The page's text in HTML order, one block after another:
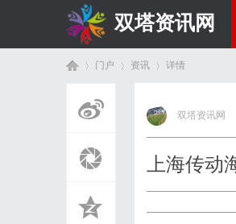
双塔资讯网
门户 资讯
›
详情
双塔资讯网
上海传动